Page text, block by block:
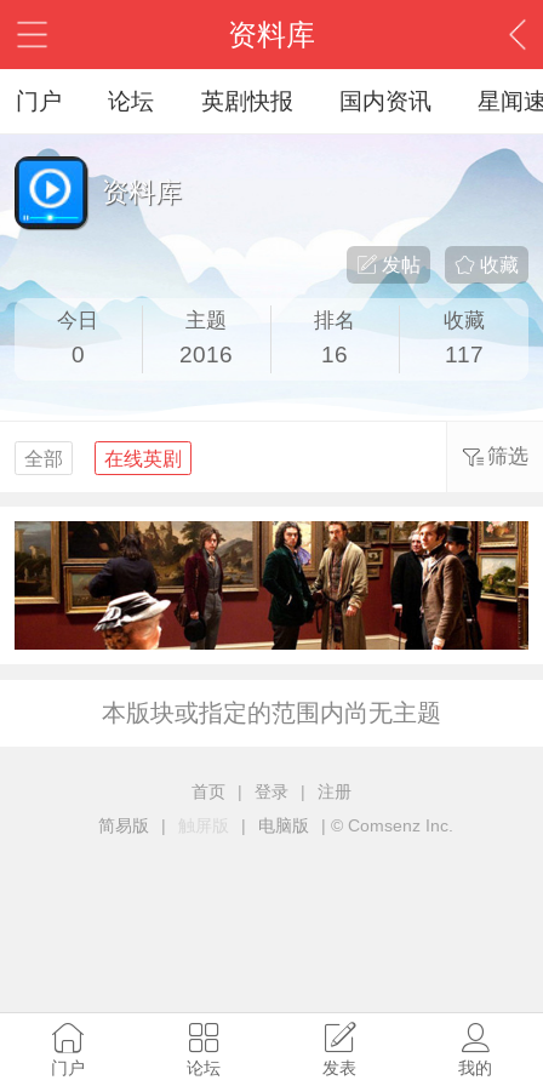
资料库
门户 论坛 英剧快报 国内资讯 星闻
资料库
收藏
发帖
今日
0
主题
2016
排名
16
收藏
117
全部 在线英剧 筛选
本版块或指定的范围内尚无主题
首页 | 登录 |
注册
简易版
| 触屏版 | 电脑版 | © Comsenz Inc.
门户 论坛 发表 我的